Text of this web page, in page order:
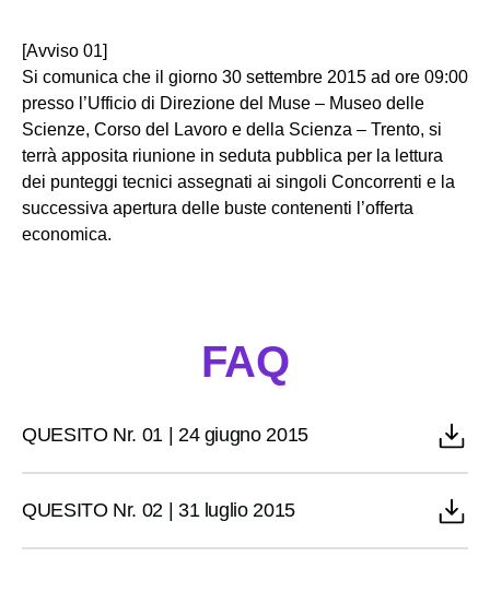
[Avviso 01]
Si comunica che il giorno 30 settembre 2015 ad ore 09:00
presso l’Ufficio di Direzione del Muse – Museo delle
Scienze, Corso del Lavoro e della Scienza – Trento, si
terrà apposita riunione in seduta pubblica per la lettura
dei punteggi tecnici assegnati ai singoli Concorrenti e la
successiva apertura delle buste contenenti l’offerta
economica.
FAQ
QUESITO Nr. 01 | 24 giugno 2015
QUESITO Nr. 02 | 31 luglio 2015